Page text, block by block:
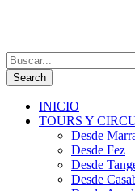
INICIO
TOURS Y
Desde
Desde Fez
Desde
Desde